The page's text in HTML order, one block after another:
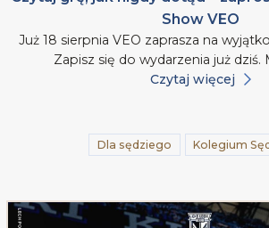
Show VEO
Już 18 sierpnia VEO zaprasza na
Zapisz się do wydarzenia już dziś.
Czytaj więcej
Dla sędziego Kolegium